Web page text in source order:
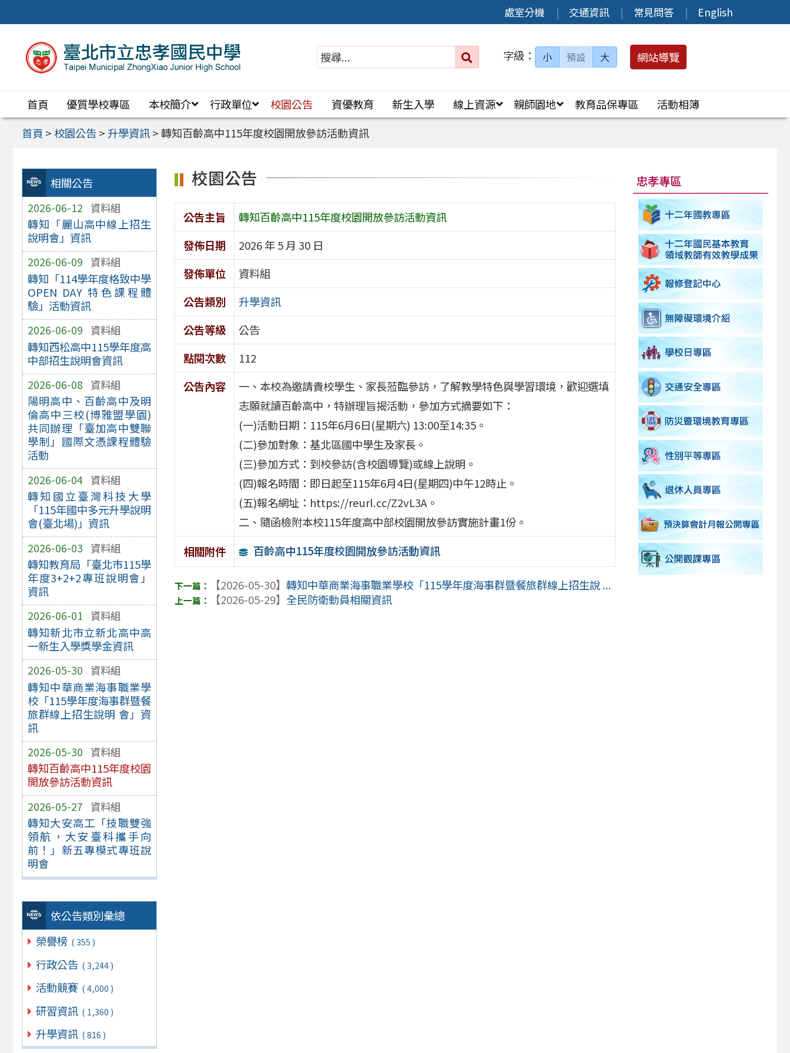
至
區
處室分機 交通資訊 常見問答 English
搜
字級： 小 預設 大 網站導覽
首頁 優質學校專區 本校簡介 行政單位 校園公告 資優教育 新生入學 線上資源 親師園地 教育品保專區
活動相簿
首頁 > 校園公告>升學資訊>轉知百齡高中115年度校園開放參訪活動資訊
相關公告
2026-06-12 資料組
轉知「麗山高中線上招生
說明會」資訊
2026-06-09 資料組
轉知「114學年度格致中學
OPEN DAY 特色課程體
驗」活動資訊
2026-06-09 資料組
轉知西松高中115學年度高
中部招生說明會資訊
2026-06-08 資料組
陽明高中、百齡高中及明
倫高中三校(博雅盟學園)
共同辦理「臺加高中雙聯
學制」國際文憑課程體驗
活動
2026-06-04 資料組
轉知國立臺灣科技大學
「115年國中多元升學說明
會(臺北場)」資訊
2026-06-03 資料組
轉知教育局「臺北市115學
年度3+2+2專班說明會」
資訊
2026-06-01 資料組
轉知新北市立新北高中高
一新生入學獎學金資訊
2026-05-30 資料組
轉知中華商業海事職業學
校「115學年度海事群暨餐
旅群線上招生說明 會」資
訊
2026-05-30 資料組
轉知百齡高中115年度校園
開放參訪活動資訊
2026-05-27 資料組
轉知大安高工「技職雙強
領航，大安臺科攜手向
前！」新五專模式專班說
明會
依公告類別彙總
榮譽榜 ( 355 )
行政公告 ( 3,244 )
活動競賽 ( 4,000 )
研習資訊 ( 1,360 )
升學資訊 ( 816 )
校園公告
公告主旨
轉知百齡高中115年度校園開放參訪活動資訊
發佈日期
2026 年 5 月 30 日
發佈單位
資料組
公告類別
升學資訊
公告等級
公告
點閱次數
112
公告內容
一、本校為邀請貴校學生、家長蒞臨參訪，了解教學特色與學習環境，歡迎選填
志願就讀百齡高中，特辦理旨揭活動，參加方式摘要如下：
(一)活動日期：115年6月6日(星期六) 13:00至14:35。
(二)參加對象：基北區國中學生及家長。
(三)參加方式：到校參訪(含校園導覽)或線上說明。
(四)報名時間：即日起至115年6月4日(星期四)中午12時止。
(五)報名網址：https://reurl.cc/Z2vL3A。
二、隨函檢附本校115年度高中部校園開放參訪實施計畫1份。
相關附件
百齡高中115年度校園開放參訪活動資訊
【2026-05-30】 轉知中華商業海事職業學校「115學年度海事群暨餐旅群線上招生說 ...
【2026-05-29】 全民防衛動員相關資訊
忠孝專區